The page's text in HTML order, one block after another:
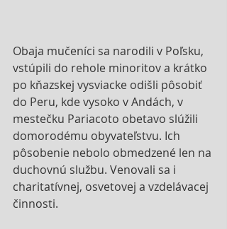
Obaja mučeníci sa narodili v Poľsku,
vstúpili do rehole minoritov a krátko
po kňazskej vysviacke odišli pôsobiť
do Peru, kde vysoko v Andách, v
mestečku Pariacoto obetavo slúžili
domorodému obyvateľstvu. Ich
pôsobenie nebolo obmedzené len na
duchovnú službu. Venovali sa i
charitatívnej, osvetovej a vzdelávacej
činnosti.